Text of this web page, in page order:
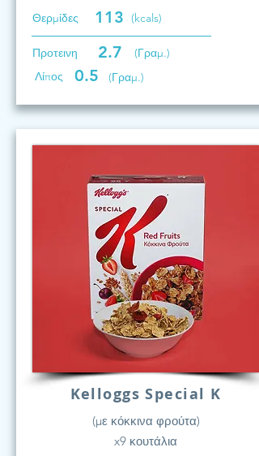
Θερμίδες 113 (kcals)
Προτεινη 2.7
(Γραμ.)
Λίπος
0.5 (Γραμ.)
Kelloggs Special K
(με κόκκινα φρούτα)
x9 κουτάλια